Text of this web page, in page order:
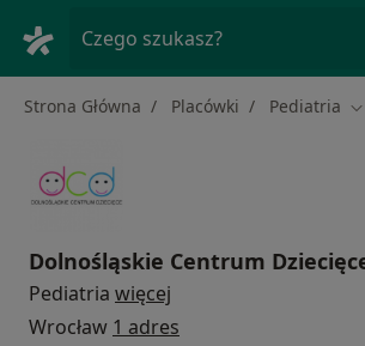
Czego szukasz?
Strona Główna Placówki Pediatria
Dolnośląskie Centrum
Pediatria więcej
Wrocław 1 adres